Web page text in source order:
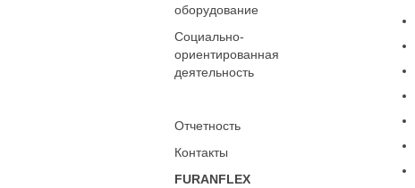
оборудование
Социально-
ориентированная
деятельность
Отчетность
Контакты
FURANFLEX